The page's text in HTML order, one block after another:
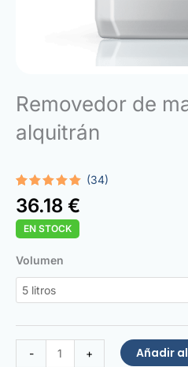
Removedor de
alquitrán
Valorado
con4.94
de 5 en
base a
34
valoraciones
clientes
(34)
36.18 €
EN STOCK
Volumen
-
Tar
Stain
Remover
+ Añadir